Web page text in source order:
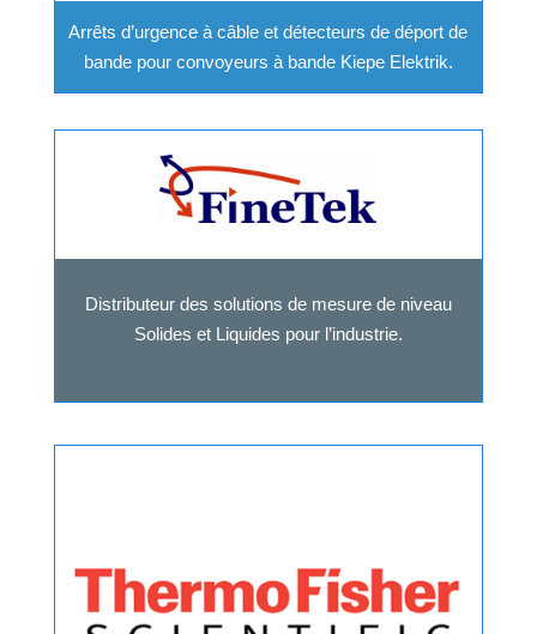
Arrêts d’urgence à câble et détecteurs de déport de
bande pour convoyeurs à bande Kiepe Elektrik.
Distributeur des solutions de mesure de niveau
Solides et Liquides pour l’industrie.